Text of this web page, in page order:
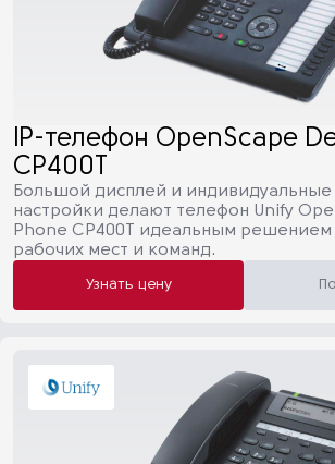
IP-телефон OpenScape
CP400T
Большой дисплей и индивидуальные
настройки делают телефон Unify
Phone CP400T идеальным
рабочих мест и команд.
Узнать цену